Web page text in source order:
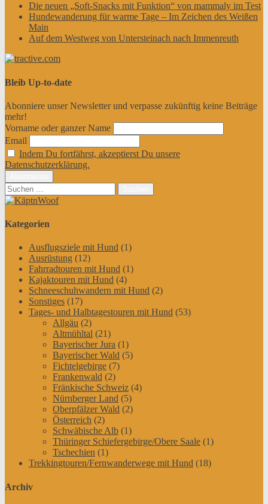
Die neuen „Soft-Snacks mit Funktion“ von mammaly im Test
Hundewanderung für warme Tage – Im Zeichen des Weißen
Main
Auf dem Westweg von Untersteinach nach Immenreuth
Bleib Up-to-date
Abonniere unser Newsletter und verpasse zukünftig keine Beiträge
mehr!
Vorname oder ganzer Name
Email
Indem Du fortfährst, akzeptierst Du unsere
Datenschutzerklärung.
Suchen
nach:
Kategorien
Ausflugsziele mit Hund (1)
Ausrüstung (12)
Fahrradtouren mit Hund (1)
Kajaktouren mit Hund (4)
Schneeschuhwandern mit Hund (2)
Sonstiges (17)
Tages- und Halbtagestouren mit Hund (53)
Allgäu (2)
Altmühltal (21)
Bayerischer Jura (1)
Bayerischer Wald (5)
Fichtelgebirge (7)
Frankenwald (2)
Fränkische Schweiz (4)
Nürnberger Land (5)
Oberpfälzer Wald (2)
Österreich (2)
Schwäbische Alb (1)
Thüringer Schiefergebirge/Obere Saale (1)
Tschechien (1)
Trekkingtouren/Fernwanderwege mit Hund (18)
Archiv